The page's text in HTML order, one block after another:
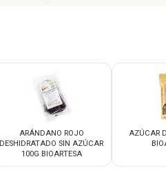
ARÁNDANO ROJO
DESHIDRATADO SIN AZÚCAR
100G BIOARTESA
AZÚCAR